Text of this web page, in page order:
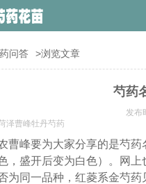
问答 >浏览文章
芍药
发布
泽曹峰牡丹芍药
曹峰要为大家分享的是芍药
，盛开后变为白色）。网
为同一品种，红菱系金芍